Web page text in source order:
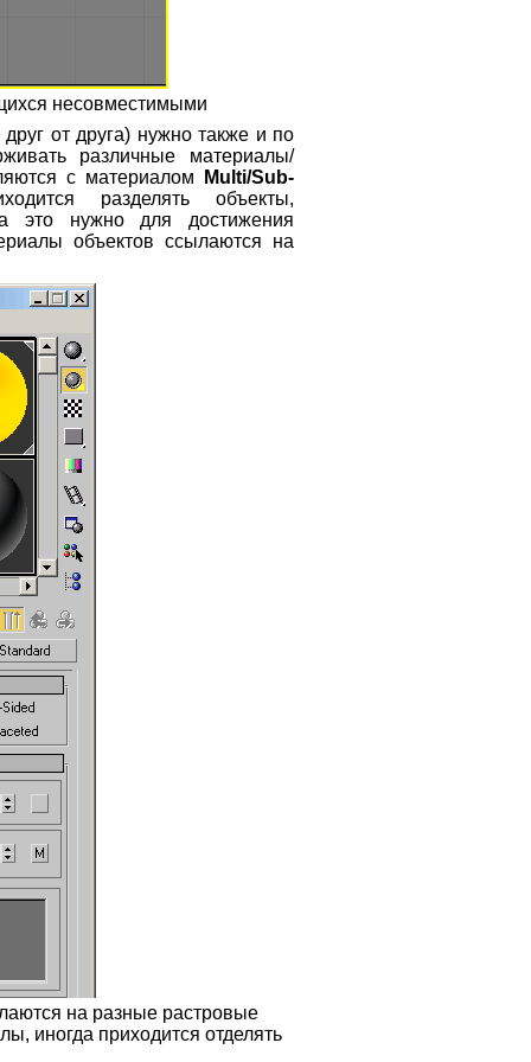
несовместимыми
от друга) нужно также и по
различные материалы/
с материалом
Multi/Sub-
разделять объекты,
это нужно для достижения
объектов ссылаются на
на разные растровые
иногда приходится отделять